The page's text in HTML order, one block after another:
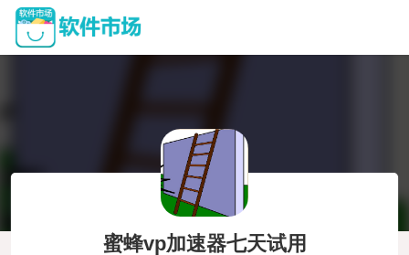
蜜蜂vp加速器七天试用